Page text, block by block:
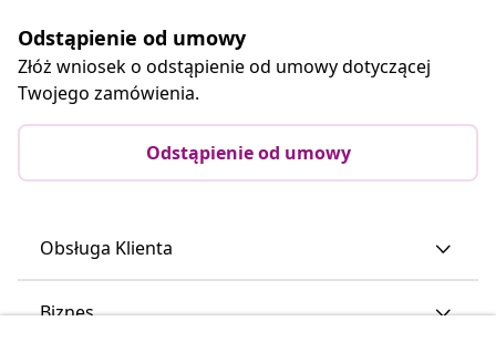
Odstąpienie od umowy
Złóż wniosek o odstąpienie od umowy dotyczącej
Twojego zamówienia.
Odstąpienie od umowy
Obsługa Klienta
Biznes